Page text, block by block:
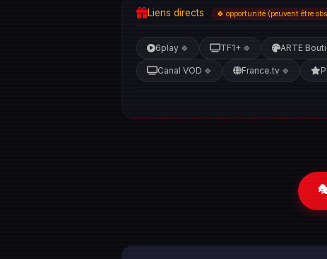
Liens directs 🍀 opportunité (peuvent être
6play 🍀 TF1+ 🍀 ARTE
Canal VOD 🍀 France.tv 🍀